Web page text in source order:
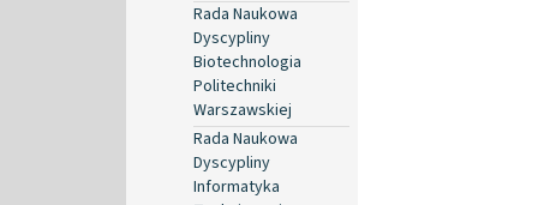
Rada Naukowa
Dyscypliny
Biotechnologia
Politechniki
Warszawskiej
Rada Naukowa
Dyscypliny
Informatyka